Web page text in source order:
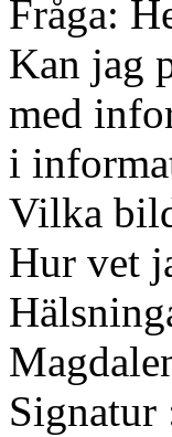
Fråga:
Kan jag
med
i
Vilka
Hur vet
Signatur